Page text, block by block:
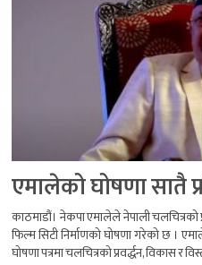
एमालेको घोषणा सातै
काठमाडौं। नेकपा एमालेले नेपाली चलचित्रको
फिल्म सिटी निर्माणको घोषणा गरेको छ ।
घोषणा पत्रमा चलचित्रको प्रवर्द्धन, विकास र